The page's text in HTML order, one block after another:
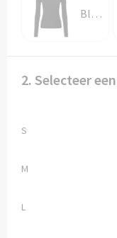
Black
2. Selecteer
S
M
L